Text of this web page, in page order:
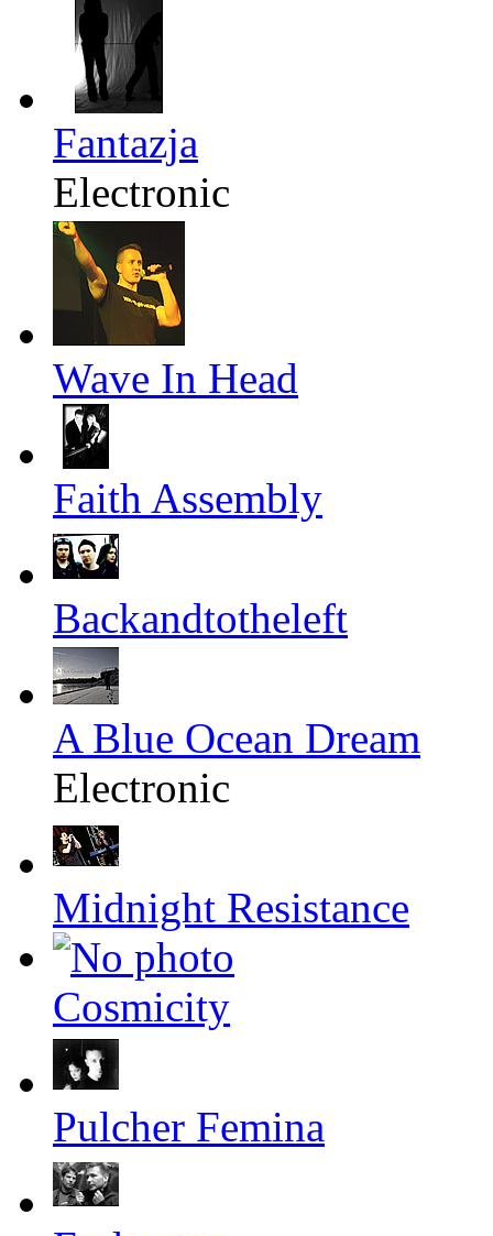
Fantazja
Electronic
Wave In Head
Faith Assembly
Backandtotheleft
A Blue Ocean Dream
Electronic
Midnight Resistance
Cosmicity
Pulcher Femina